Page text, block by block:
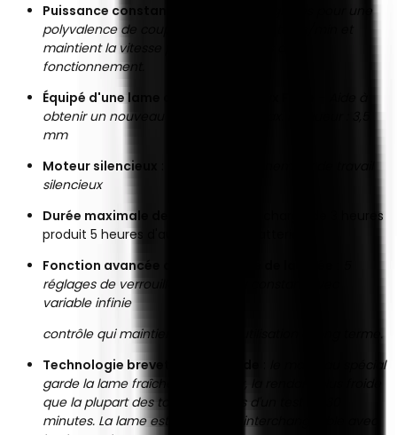
Puissance constante
2 réglages pour une
polyvalence de coupe, 6.000 et 7.500 tours/min et
maintient la vitesse pendant le temps de
fonctionnement.
Équipé d'une lame de précision Onyx Fade
obtenir un nouveau look dégradé, max. longueur : 3,5
mm
Moteur silencieux
silencieux
Durée maximale de 5 heures
: une charge de 3 heures
produit 5 heures d'autonomie de batterie
Fonction avancée de verrouillage de la levée
réglages de verrouillage à niveau constant avec
variable infinie
contrôle qui maintient pour une utilisation à long terme.
Technologie brevetée Cool Blade
le matériau spécial
garde la lame fraîche au toucher, la rendant plus froide
que la plupart des tondeuses lors d'un test de 30
minutes. La lame est également interchangeable avec